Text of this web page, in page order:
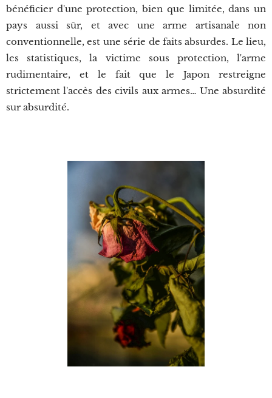
bénéficier d'une protection, bien que limitée, dans un
pays aussi sûr, et avec une arme artisanale non
conventionnelle, est une série de faits absurdes. Le lieu,
les statistiques, la victime sous protection, l'arme
rudimentaire, et le fait que le Japon restreigne
strictement l'accès des civils aux armes… Une absurdité
sur absurdité.